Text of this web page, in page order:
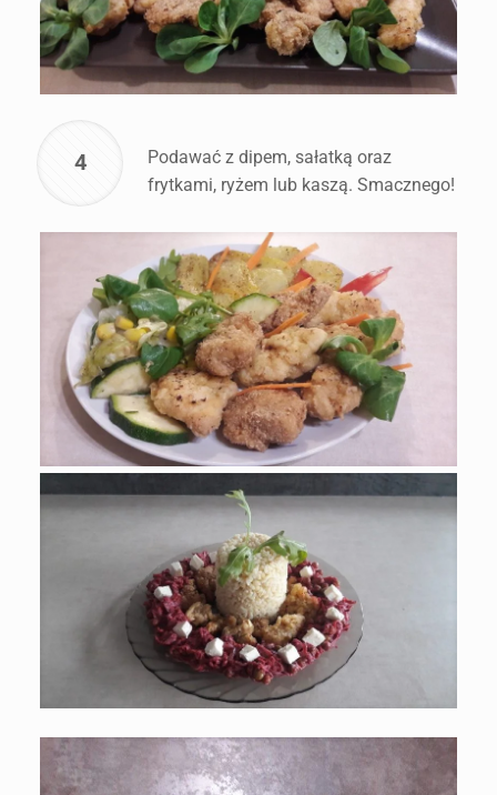
4
Podawać z dipem, sałatką oraz
frytkami, ryżem lub kaszą. Smacznego!